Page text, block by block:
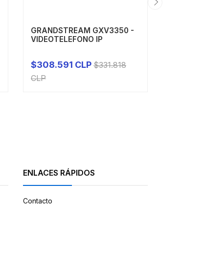
GRANDSTREAM GXV3350 -
VIDEOTELEFONO IP
+
-
$308.591 CLP $331.818
CLP
ENLACES RÁPIDOS
Contacto